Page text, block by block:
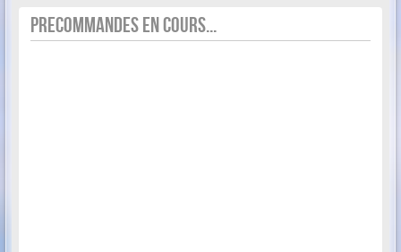
PRECOMMANDES EN COURS...